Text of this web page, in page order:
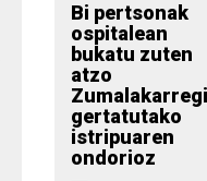
Bi pertsonak
ospitalean
bukatu zuten
atzo
gertatutako
istripuaren
ondorioz